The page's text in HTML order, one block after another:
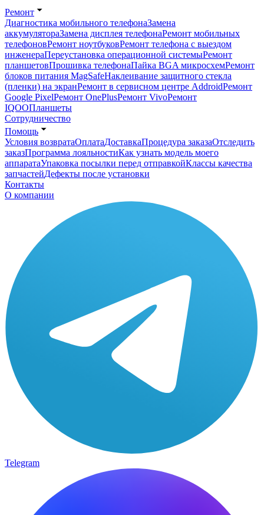
Ремонт
Диагностика мобильного телефонаЗамена
аккумулятораЗамена дисплея телефонаРемонт мобильных
телефоновРемонт ноутбуковРемонт телефона с выездом
инженераПереустановка операционной системыРемонт
планшетовПрошивка телефонаПайка BGA микросхемРемонт
блоков питания MagSafeНаклеивание защитного стекла
(пленки) на экранРемонт в сервисном центре AddroidРемонт
Google PixelРемонт OnePlusРемонт VivoРемонт
IQOOПланшеты
Сотрудничество
Помощь
Условия возвратаОплатаДоставкаПроцедура заказаОтследить
заказПрограмма лояльностиКак узнать модель моего
аппаратаУпаковка посылки перед отправкойКлассы качества
запчастейДефекты после установки
Контакты
О компании
Telegram